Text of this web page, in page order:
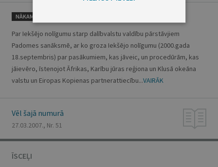
NĀKAMAIS
Par Iekšējo nolīgumu starp dalībvalstu valdību pārstāvjiem
Padomes sanāksmē, ar ko groza Iekšējo nolīgumu (2000.gada
18.septembris) par pasākumiem, kas jāveic, un procedūrām, kas
jāievēro, īstenojot Āfrikas, Karību jūras reģiona un Klusā okeāna
valstu un Eiropas Kopienas partnerattiecību...VAIRĀK
Vēl šajā numurā
27.03.2007., Nr. 51
ĪSCEĻI